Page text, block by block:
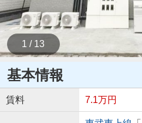
1 / 13
基本情報
賃料 7.1万円